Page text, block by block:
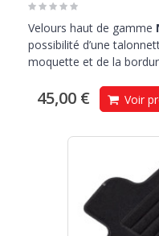
Velours haut de gamme
possibilité d’une
moquette et de la
45,00 € Voir